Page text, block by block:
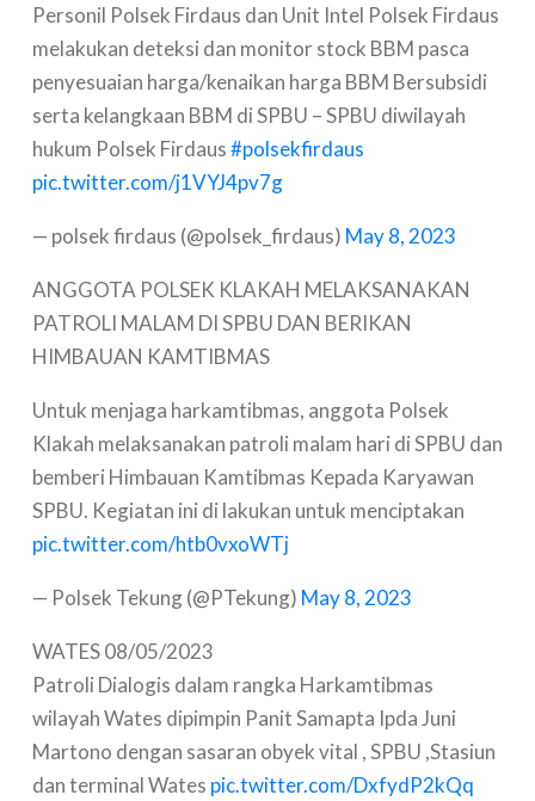
Personil Polsek Firdaus dan Unit Intel Polsek Firdaus
melakukan deteksi dan monitor stock BBM pasca
penyesuaian harga/kenaikan harga BBM Bersubsidi
serta kelangkaan BBM di SPBU – SPBU diwilayah
hukum Polsek Firdaus#polsekfirdaus
pic.twitter.com/j1VYJ4pv7g
— polsek firdaus (@polsek_firdaus) May 8, 2023
ANGGOTA POLSEK KLAKAH MELAKSANAKAN
PATROLI MALAM DI SPBU DAN BERIKAN
HIMBAUAN KAMTIBMAS
Untuk menjaga harkamtibmas, anggota Polsek
Klakah melaksanakan patroli malam hari di SPBU dan
bemberi Himbauan Kamtibmas Kepada Karyawan
SPBU. Kegiatan ini di lakukan untuk menciptakan
pic.twitter.com/htb0vxoWTj
— Polsek Tekung (@PTekung) May 8, 2023
WATES 08/05/2023
Patroli Dialogis dalam rangka Harkamtibmas
wilayah Wates dipimpin Panit Samapta Ipda Juni
Martono dengan sasaran obyek vital , SPBU ,Stasiun
dan terminal Wates pic.twitter.com/DxfydP2kQq